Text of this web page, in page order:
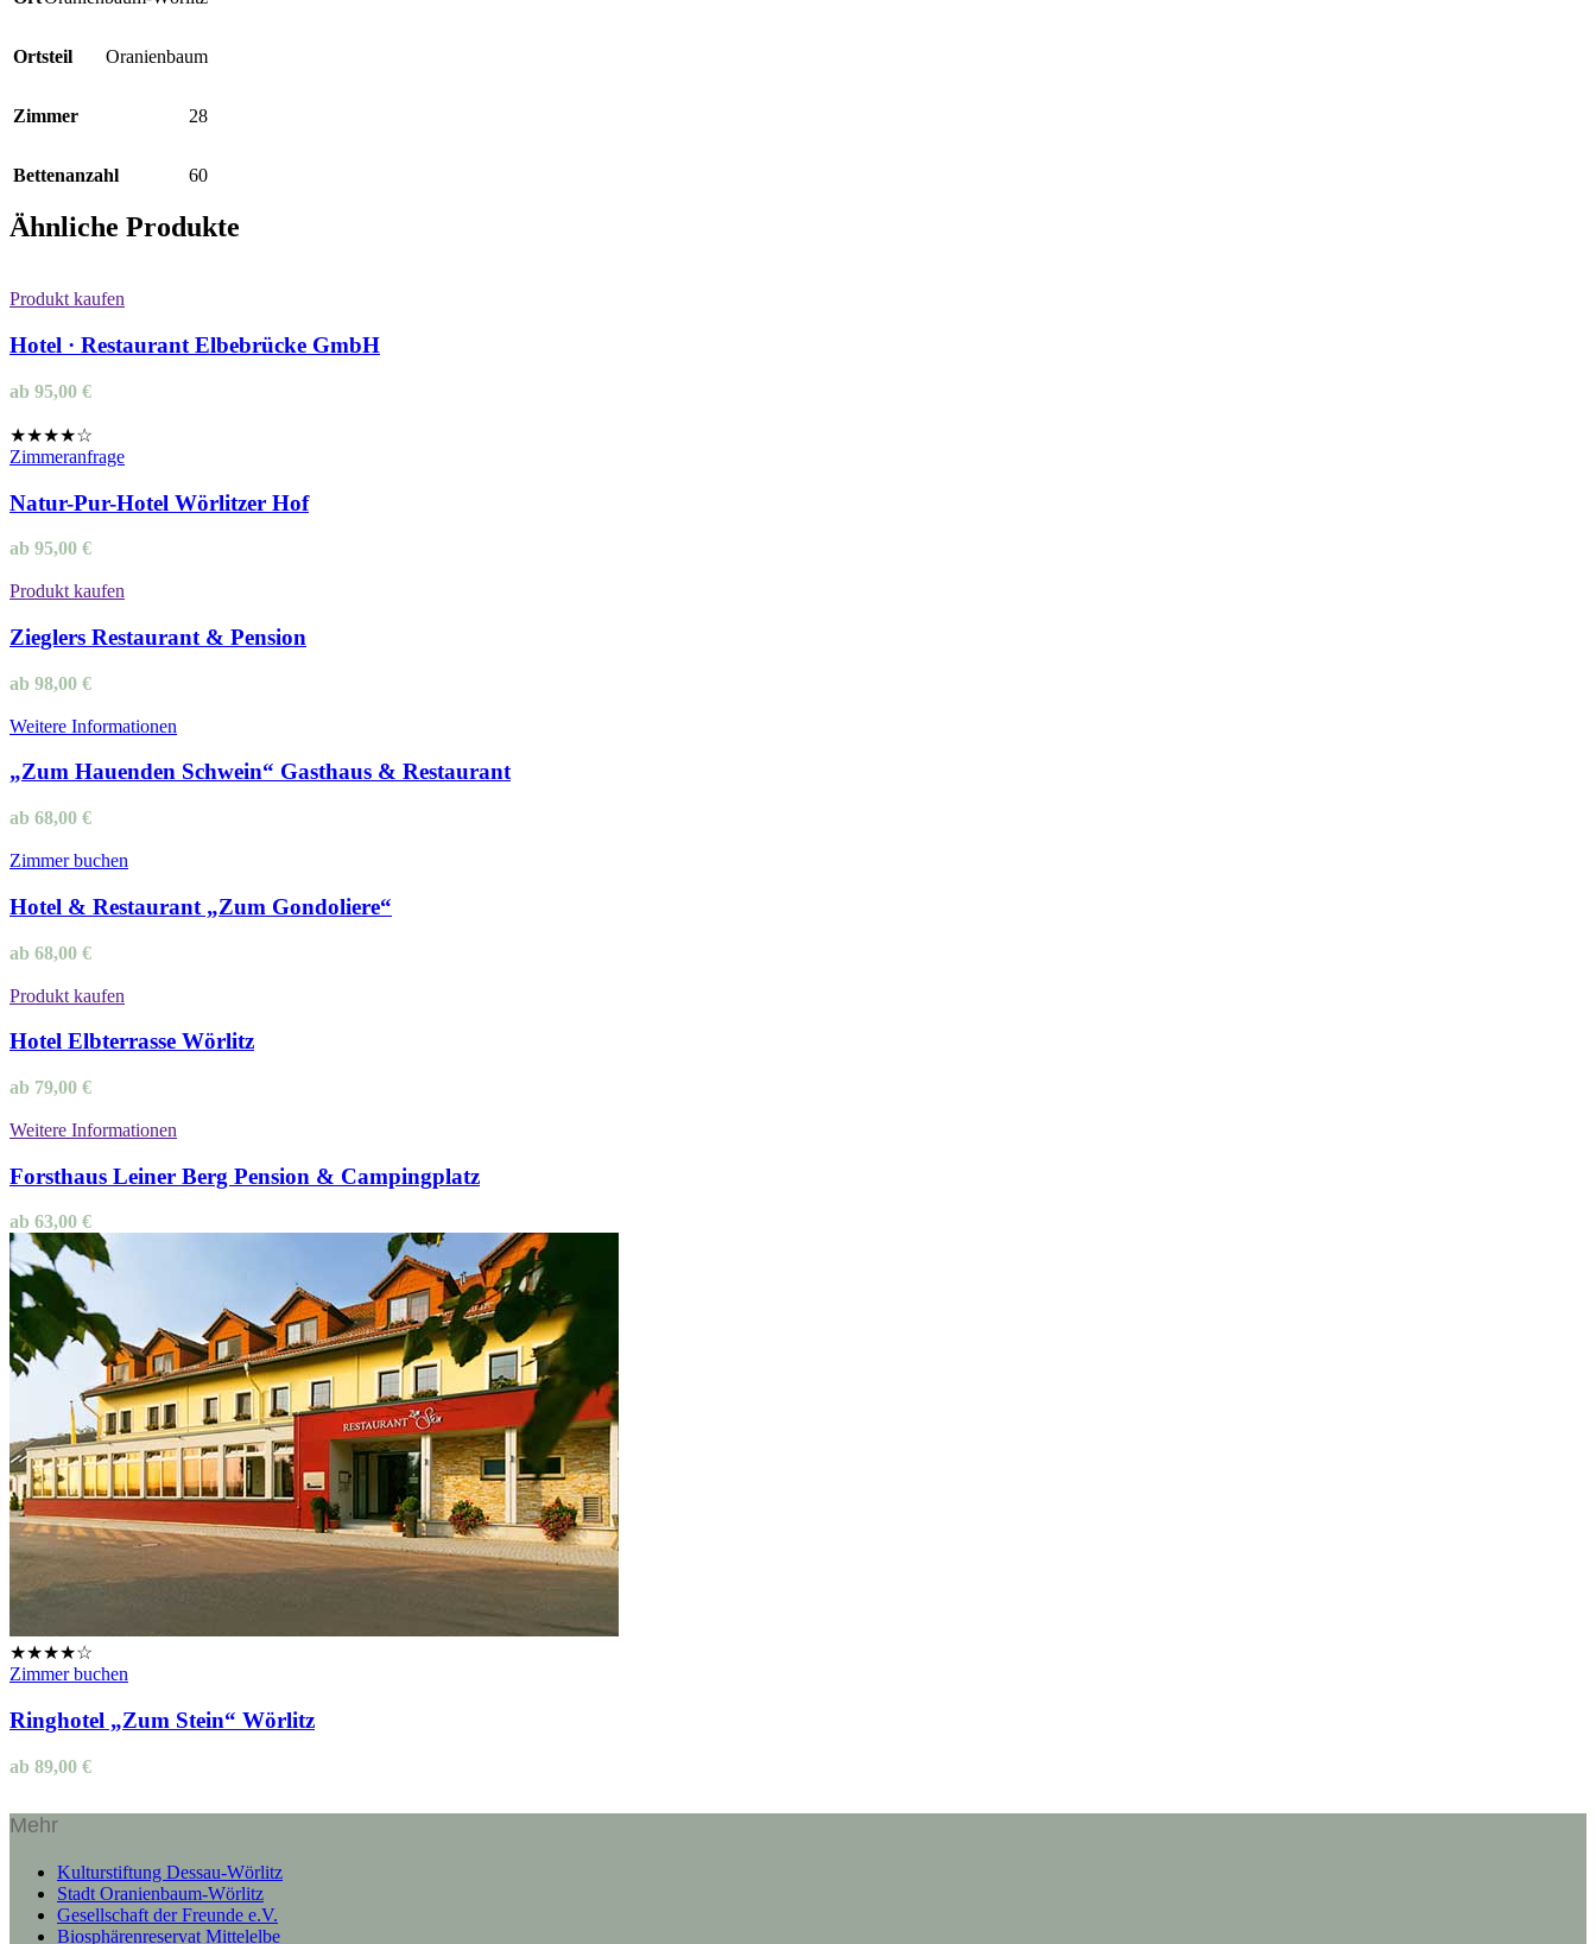
Ortsteil Oranienbaum
Zimmer 28
Bettenanzahl 60
Ähnliche Produkte
Produkt kaufen
Hotel · Restaurant Elbebrücke GmbH
ab 95,00 €
★★★★☆
Zimmeranfrage
Natur-Pur-Hotel Wörlitzer Hof
ab 95,00 €
Produkt kaufen
Zieglers Restaurant & Pension
ab 98,00 €
Weitere Informationen
„Zum Hauenden Schwein“ Gasthaus & Restaurant
ab 68,00 €
Zimmer buchen
Hotel & Restaurant „Zum Gondoliere“
ab 68,00 €
Produkt kaufen
Hotel Elbterrasse Wörlitz
ab 79,00 €
Weitere Informationen
Forsthaus Leiner Berg Pension & Campingplatz
ab 63,00 €
★★★★☆
Zimmer buchen
Ringhotel „Zum Stein“ Wörlitz
ab 89,00 €
Mehr
Kulturstiftung Dessau-Wörlitz
Stadt Oranienbaum-Wörlitz
Gesellschaft der Freunde e.V.
Biosphärenreservat Mittelelbe